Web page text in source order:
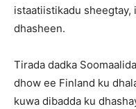
istaatiistikadu sheegtay,
dhasheen.
Tirada dadka
dhow ee Finland ku
kuwa dibadda ku